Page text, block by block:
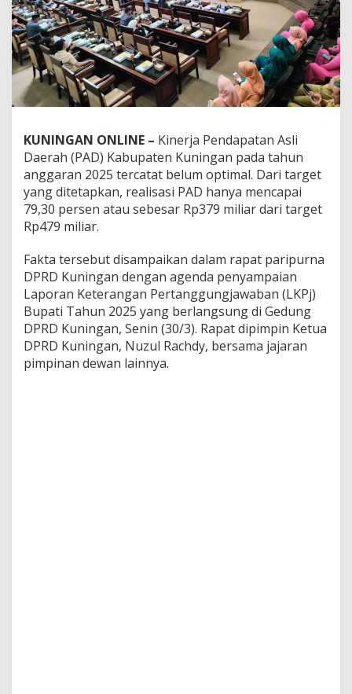
KUNINGAN ONLINE – Kinerja Pendapatan Asli
Daerah (PAD) Kabupaten Kuningan pada tahun
anggaran 2025 tercatat belum optimal. Dari target
yang ditetapkan, realisasi PAD hanya mencapai
79,30 persen atau sebesar Rp379 miliar dari target
Rp479 miliar.
Fakta tersebut disampaikan dalam rapat paripurna
DPRD Kuningan dengan agenda penyampaian
Laporan Keterangan Pertanggungjawaban (LKPj)
Bupati Tahun 2025 yang berlangsung di Gedung
DPRD Kuningan, Senin (30/3). Rapat dipimpin Ketua
DPRD Kuningan, Nuzul Rachdy, bersama jajaran
pimpinan dewan lainnya.